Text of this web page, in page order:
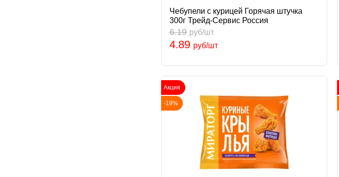
Чебупели с курицей Горячая штучка
300г Трейд-Сервис Россия
4.89 руб/шт
6.19 руб/шт
Акция
-19%